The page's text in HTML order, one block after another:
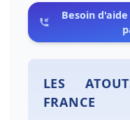
Besoin
LES
FRANCE